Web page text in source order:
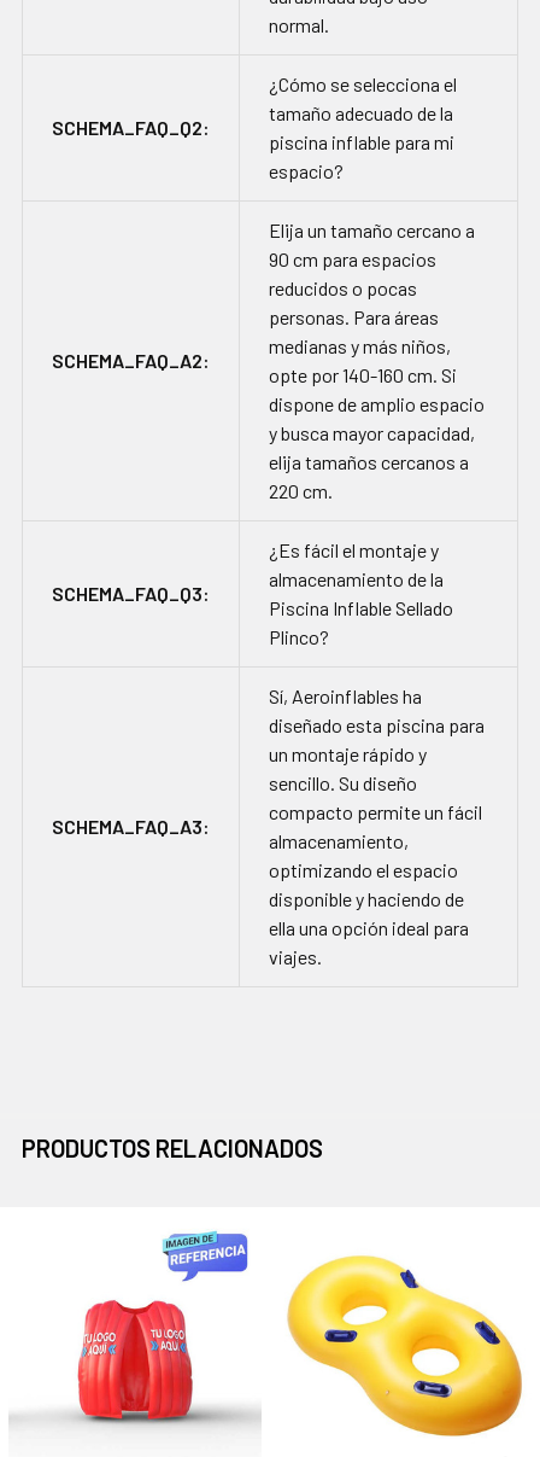
normal.
SCHEMA_FAQ_Q2:
¿Cómo se selecciona el
tamaño adecuado de la
piscina inflable para mi
espacio?
SCHEMA_FAQ_A2:
Elija un tamaño cercano a
90 cm para espacios
reducidos o pocas
personas. Para áreas
medianas y más niños,
opte por 140-160 cm. Si
dispone de amplio espacio
y busca mayor capacidad,
elija tamaños cercanos a
220 cm.
SCHEMA_FAQ_Q3:
¿Es fácil el montaje y
almacenamiento de la
Piscina Inflable Sellado
Plinco?
SCHEMA_FAQ_A3:
Sí, Aeroinflables ha
diseñado esta piscina para
un montaje rápido y
sencillo. Su diseño
compacto permite un fácil
almacenamiento,
optimizando el espacio
disponible y haciendo de
ella una opción ideal para
viajes.
PRODUCTOS RELACIONADOS
relacionados